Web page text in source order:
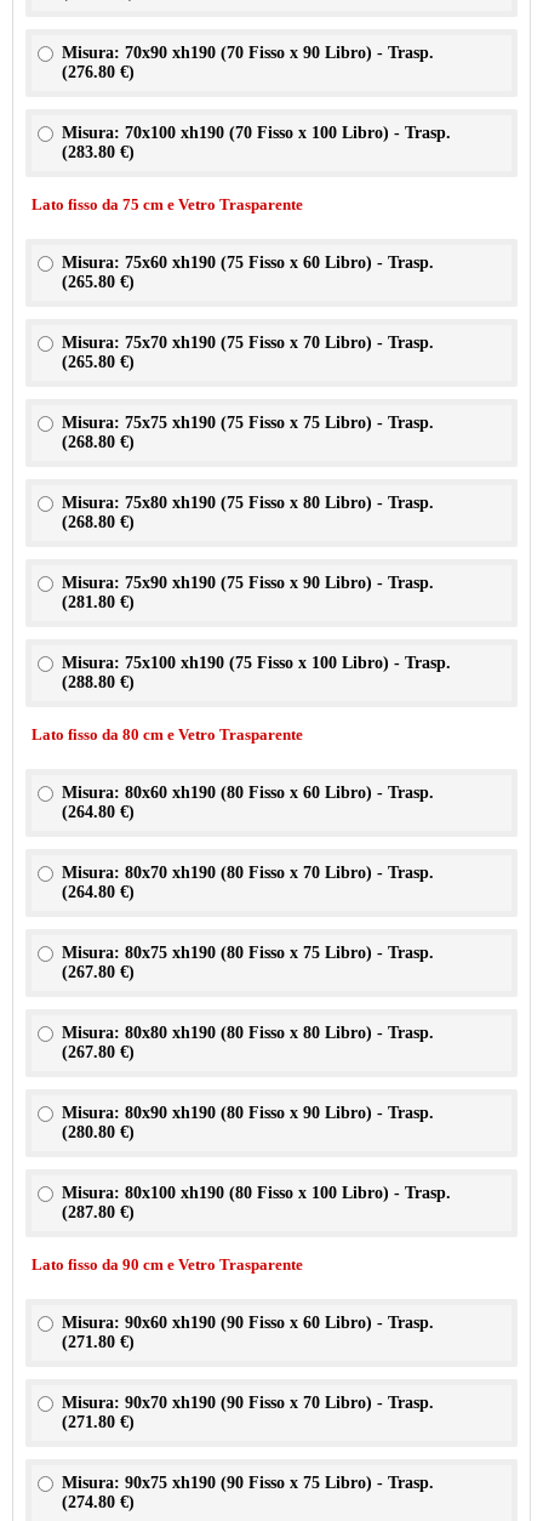
Misura: 70x90 xh190 (70 Fisso x 90 Libro) - Trasp.
(276.80 €)
Misura: 70x100 xh190 (70 Fisso x 100 Libro) - Trasp.
(283.80 €)
Lato fisso da 75 cm e Vetro Trasparente
Misura: 75x60 xh190 (75 Fisso x 60 Libro) - Trasp.
(265.80 €)
Misura: 75x70 xh190 (75 Fisso x 70 Libro) - Trasp.
(265.80 €)
Misura: 75x75 xh190 (75 Fisso x 75 Libro) - Trasp.
(268.80 €)
Misura: 75x80 xh190 (75 Fisso x 80 Libro) - Trasp.
(268.80 €)
Misura: 75x90 xh190 (75 Fisso x 90 Libro) - Trasp.
(281.80 €)
Misura: 75x100 xh190 (75 Fisso x 100 Libro) - Trasp.
(288.80 €)
Lato fisso da 80 cm e Vetro Trasparente
Misura: 80x60 xh190 (80 Fisso x 60 Libro) - Trasp.
(264.80 €)
Misura: 80x70 xh190 (80 Fisso x 70 Libro) - Trasp.
(264.80 €)
Misura: 80x75 xh190 (80 Fisso x 75 Libro) - Trasp.
(267.80 €)
Misura: 80x80 xh190 (80 Fisso x 80 Libro) - Trasp.
(267.80 €)
Misura: 80x90 xh190 (80 Fisso x 90 Libro) - Trasp.
(280.80 €)
Misura: 80x100 xh190 (80 Fisso x 100 Libro) - Trasp.
(287.80 €)
Lato fisso da 90 cm e Vetro Trasparente
Misura: 90x60 xh190 (90 Fisso x 60 Libro) - Trasp.
(271.80 €)
Misura: 90x70 xh190 (90 Fisso x 70 Libro) - Trasp.
(271.80 €)
Misura: 90x75 xh190 (90 Fisso x 75 Libro) - Trasp.
(274.80 €)